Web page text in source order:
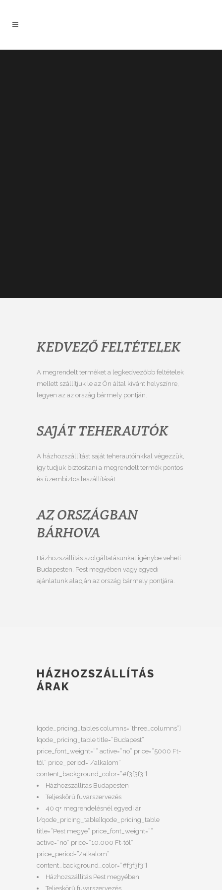
KEDVEZŐ FELTÉTELEK
A megrendelt terméket a legkedvezőbb feltételek
mellett szállítjuk le az Ön által kívánt helyszínre,
legyen az az ország bármely pontján.
SAJÁT TEHERAUTÓK
A házhozszállítást saját teherautóinkkal végezzük,
így tudjuk biztosítani a megrendelt termék pontos
és üzembiztos leszállítását.
AZ ORSZÁGBAN
BÁRHOVA
Házhozszállítás szolgáltatásunkat igénybe veheti
Budapesten, Pest megyében vagy egyedi
ajánlatunk alapján az ország bármely pontjára.
HÁZHOZSZÁLLÍTÁS
ÁRAK
[qode_pricing_tables columns=”three_columns”]
[qode_pricing_table title=”Budapest”
price_font_weight=”” active=”no” price=”5000 Ft-
tól” price_period=”/alkalom”
content_background_color=”#f3f3f3″]
Házhozszállítás Budapesten
Teljeskörű fuvarszervezés
40 q+ megrendelésnél egyedi ár
[/qode_pricing_table][qode_pricing_table
title=”Pest megye” price_font_weight=””
active=”no” price=”10.000 Ft-tól”
price_period=”/alkalom”
content_background_color=”#f3f3f3″]
Házhozszállítás Pest megyében
Teljeskörű fuvarszervezés